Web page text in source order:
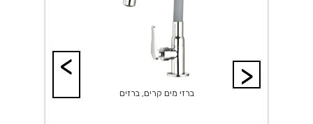
>
ברזי מים קרים, ברזים
<